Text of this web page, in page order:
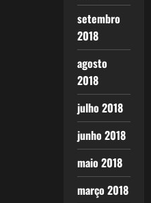
setembro
2018
agosto
2018
julho 2018
junho 2018
maio 2018
março 2018